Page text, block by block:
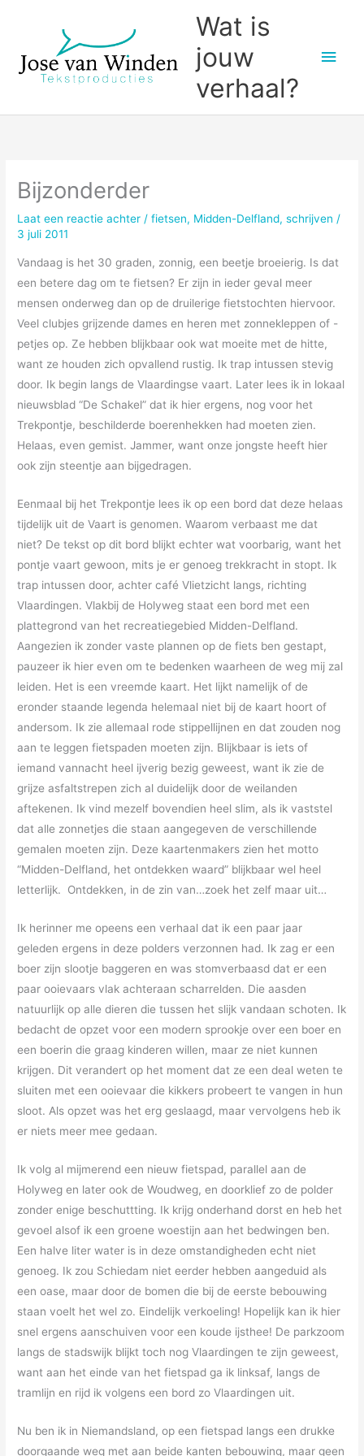
inhoud
Wat is
jouw
verhaal?
Bijzonderder
Laat een reactie achter /fietsen, Midden-Delfland,schrijven /
3 juli 2011
Vandaag is het 30 graden, zonnig, een beetje broeierig. Is dat
een betere dag om te fietsen? Er zijn in ieder geval meer
mensen onderweg dan op de druilerige fietstochten hiervoor.
Veel clubjes grijzende dames en heren met zonnekleppen of -
petjes op. Ze hebben blijkbaar ook wat moeite met de hitte,
want ze houden zich opvallend rustig. Ik trap intussen stevig
door. Ik begin langs de Vlaardingse vaart. Later lees ik in lokaal
nieuwsblad “De Schakel” dat ik hier ergens, nog voor het
Trekpontje, beschilderde boerenhekken had moeten zien.
Helaas, even gemist. Jammer, want onze jongste heeft hier
ook zijn steentje aan bijgedragen.
Eenmaal bij het Trekpontje lees ik op een bord dat deze helaas
tijdelijk uit de Vaart is genomen. Waarom verbaast me dat
niet? De tekst op dit bord blijkt echter wat voorbarig, want het
pontje vaart gewoon, mits je er genoeg trekkracht in stopt. Ik
trap intussen door, achter café Vlietzicht langs, richting
Vlaardingen. Vlakbij de Holyweg staat een bord met een
plattegrond van het recreatiegebied Midden-Delfland.
Aangezien ik zonder vaste plannen op de fiets ben gestapt,
pauzeer ik hier even om te bedenken waarheen de weg mij zal
leiden. Het is een vreemde kaart. Het lijkt namelijk of de
eronder staande legenda helemaal niet bij de kaart hoort of
andersom. Ik zie allemaal rode stippellijnen en dat zouden nog
aan te leggen fietspaden moeten zijn. Blijkbaar is iets of
iemand vannacht heel ijverig bezig geweest, want ik zie de
grijze asfaltstrepen zich al duidelijk door de weilanden
aftekenen. Ik vind mezelf bovendien heel slim, als ik vaststel
dat alle zonnetjes die staan aangegeven de verschillende
gemalen moeten zijn. Deze kaartenmakers zien het motto
“Midden-Delfland, het ontdekken waard” blijkbaar wel heel
letterlijk. Ontdekken, in de zin van…zoek het zelf maar uit…
Ik herinner me opeens een verhaal dat ik een paar jaar
geleden ergens in deze polders verzonnen had. Ik zag er een
boer zijn slootje baggeren en was stomverbaasd dat er een
paar ooievaars vlak achteraan scharrelden. Die aasden
natuurlijk op alle dieren die tussen het slijk vandaan schoten. Ik
bedacht de opzet voor een modern sprookje over een boer en
een boerin die graag kinderen willen, maar ze niet kunnen
krijgen. Dit verandert op het moment dat ze een deal weten te
sluiten met een ooievaar die kikkers probeert te vangen in hun
sloot. Als opzet was het erg geslaagd, maar vervolgens heb ik
er niets meer mee gedaan.
Ik volg al mijmerend een nieuw fietspad, parallel aan de
Holyweg en later ook de Woudweg, en doorklief zo de polder
zonder enige beschuttting. Ik krijg onderhand dorst en heb het
gevoel alsof ik een groene woestijn aan het bedwingen ben.
Een halve liter water is in deze omstandigheden echt niet
genoeg. Ik zou Schiedam niet eerder hebben aangeduid als
een oase, maar door de bomen die bij de eerste bebouwing
staan voelt het wel zo. Eindelijk verkoeling! Hopelijk kan ik hier
snel ergens aanschuiven voor een koude ijsthee! De parkzoom
langs de stadswijk blijkt toch nog Vlaardingen te zijn geweest,
want aan het einde van het fietspad ga ik linksaf, langs de
tramlijn en rijd ik volgens een bord zo Vlaardingen uit.
Nu ben ik in Niemandsland, op een fietspad langs een drukke
doorgaande weg met aan beide kanten bebouwing, maar geen